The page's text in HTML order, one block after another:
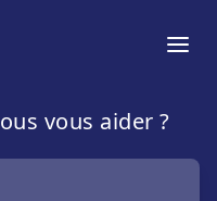
vous aider ?